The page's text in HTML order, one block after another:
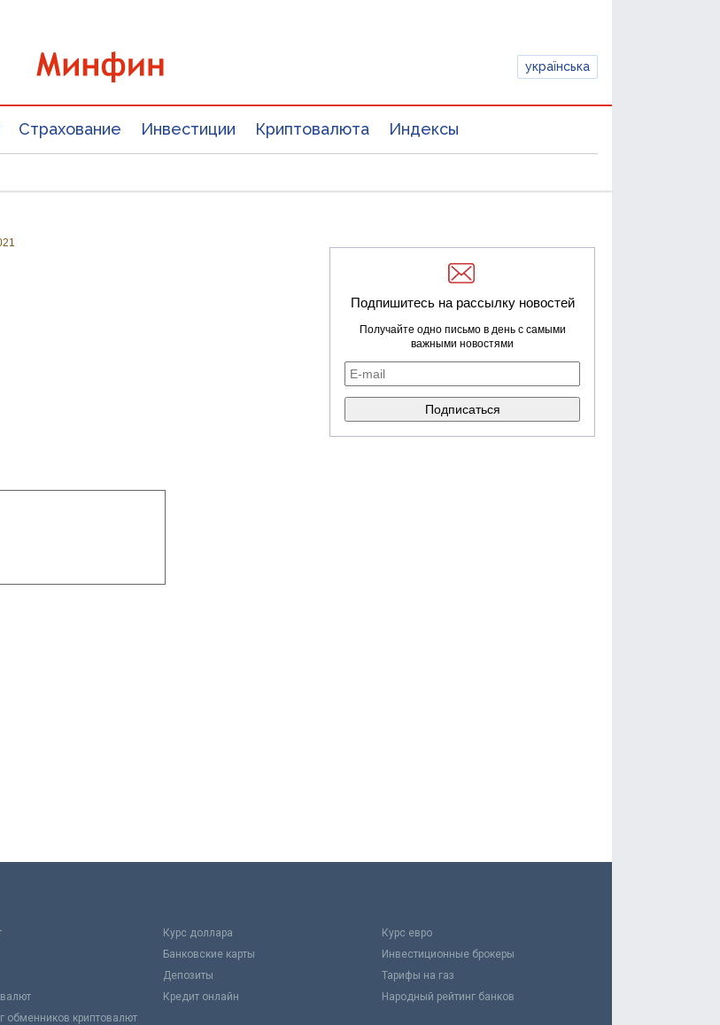
українська
Страхование Инвестиции Криптовалюта Индексы
Подпишитесь на рассылку новостей
Получайте одно письмо в день с самыми
важными новостями
Курс доллара
Курс евро
Банковские карты
Инвестиционные брокеры
Депозиты
Тарифы на газ
Кредит онлайн
Народный рейтинг банков
обменников криптовалют